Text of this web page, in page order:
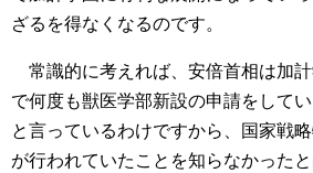
ざるを得なくなるのです。
常識的に考えれば、安倍首相は加
で何度も獣医学部新設の申請をして
と言っているわけですから、国家戦
が行われていたことを知らなかったと